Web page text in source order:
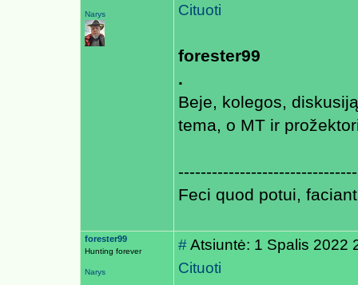
Narys
Cituoti
forester99
.
Beje, kolegos,
tema, o MT ir
Feci quod potui,
forester99
Hunting forever
Narys
#Atsiuntė: 1 Spalis 2022
Cituoti